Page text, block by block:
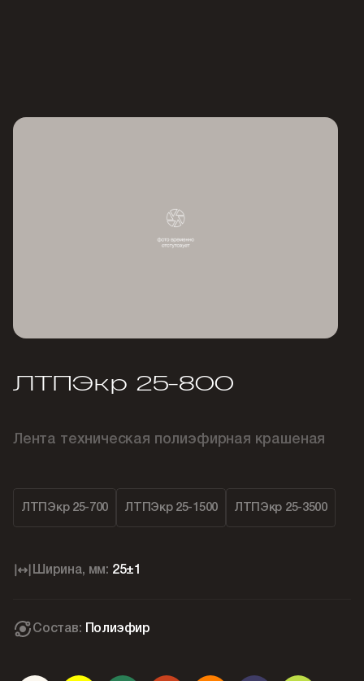
ЛТПЭкр 25-800
Лента техническая полиэфирная крашеная
ЛТПЭкр 25-700 ЛТПЭкр 25-1500 ЛТПЭкр 25-3500
Ширина, мм: 25±1
Состав: Полиэфир